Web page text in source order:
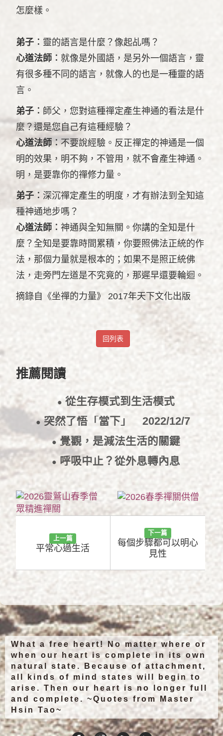
怎麼樣。
弟子︰ 靈的語言是什麼？像起乩嗎？
心道法師︰ 就像是外國語，是另外一個語言，靈
有很多種不同的語言，就像人的也是一種靈的語
言。
弟子︰ 師父，您對這種禪定產生神通的看法是什
麼？還是您自己有這種經驗？
心道法師︰不要說經驗。反正禪定的神通是一個
明的效果，明不夠，不管用，就不會產生神通。
明，是要靠你的禪修力量。
弟子︰ 深沉禪定產生的明度，才有辦法到全知這
種神通地步嗎？
心道法師︰ 神通與全知無關。你講的全知是什
麼？全知是要靠時間累積，你要照佛法正統的作
法，那個力量就是根本的；如果不是照正統佛
法，走旁門左道是不究竟的，那遲早還要輪迴。
摘錄自《坐禪的力量》 2017年天下文化出版
回列表
推薦閱讀
● 從生存模式到生活模式
●突然了悟「當下」 2022/12/7
●覺觀，是減法生活的關鍵
● 呼吸中止？從外息轉內息
2022/11/29
上一篇
平常心過生活
下一篇
每個步驟都可以明心
見性
What a free heart! No matter where or
when our heart is complete in its own
natural state. Because of attachment,
all kinds of mind states will begin to
arise. Then our heart is no longer full
and complete. ~Quotes from Master
Hsin Tao~